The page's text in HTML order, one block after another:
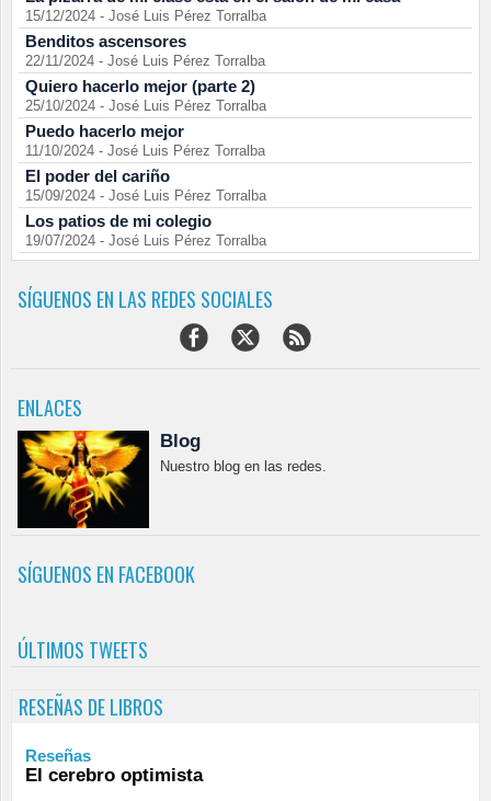
15/12/2024 - José Luis Pérez Torralba
Benditos ascensores
22/11/2024 - José Luis Pérez Torralba
Quiero hacerlo mejor (parte 2)
25/10/2024 - José Luis Pérez Torralba
Puedo hacerlo mejor
11/10/2024 - José Luis Pérez Torralba
El poder del cariño
15/09/2024 - José Luis Pérez Torralba
Los patios de mi colegio
19/07/2024 - José Luis Pérez Torralba
SÍGUENOS EN LAS REDES SOCIALES
ENLACES
Blog
Nuestro blog en las redes.
SÍGUENOS EN FACEBOOK
ÚLTIMOS TWEETS
RESEÑAS DE LIBROS
Reseñas
El cerebro optimista